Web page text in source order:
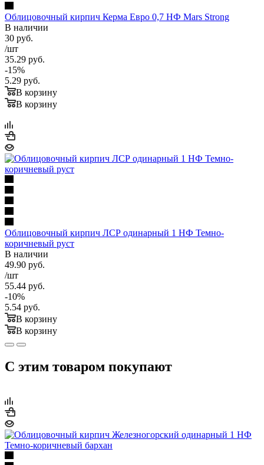
Облицовочный кирпич Керма Евро 0,7 НФ Mars Strong
В наличии
30 руб.
/шт
35.29 руб.
-15%
5.29 руб.
В корзину
В корзину
Облицовочный кирпич ЛСР одинарный 1 НФ Темно-
коричневый руст
В наличии
49.90 руб.
/шт
55.44 руб.
-10%
5.54 руб.
В корзину
В корзину
С этим товаром покупают